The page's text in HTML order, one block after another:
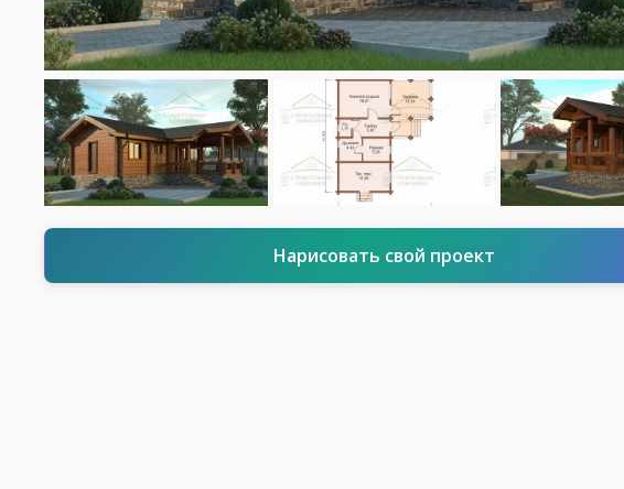
Нарисовать свой проект